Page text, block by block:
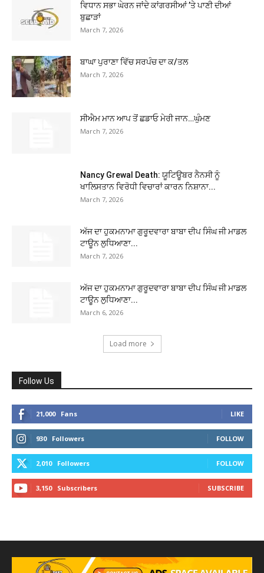
ਵਿਧਾਨ ਸਭਾ ਘੇਰਨ ਜਾਂਦੇ ਕਾਂਗਰਸੀਆਂ ’ਤੇ ਪਾਣੀ ਦੀਆਂ
ਬੁਛਾੜਾਂ
March 7, 2026
ਬਾਘਾ ਪੁਰਾਣਾ ਵਿੱਚ ਸਰਪੰਚ ਦਾ ਕ/ਤਲ
March 7, 2026
ਸੀਐਮ ਮਾਨ ਆਪ ਤੋਂ ਛਡਾਓ ਮੇਰੀ ਜਾਨ…ਘੁੰਮਣ
March 7, 2026
Nancy Grewal Death: ਯੂਟਿਊਬਰ ਨੈਨਸੀ ਨੂੰ
ਖਾਲਿਸਤਾਨ ਵਿਰੋਧੀ ਵਿਚਾਰਾਂ ਕਾਰਨ ਨਿਸ਼ਾਨਾ...
March 7, 2026
ਅੱਜ ਦਾ ਹੁਕਮਨਾਮਾ ਗੁਰੂਦਵਾਰਾ ਬਾਬਾ ਦੀਪ ਸਿੰਘ ਜੀ ਮਾਡਲ
ਟਾਊਨ ਲੁਧਿਆਣਾ...
March 7, 2026
ਅੱਜ ਦਾ ਹੁਕਮਨਾਮਾ ਗੁਰੂਦਵਾਰਾ ਬਾਬਾ ਦੀਪ ਸਿੰਘ ਜੀ ਮਾਡਲ
ਟਾਊਨ ਲੁਧਿਆਣਾ...
March 6, 2026
Load more
Follow Us
21,000 Fans LIKE
930 Followers FOLLOW
2,010 Followers FOLLOW
3,150 Subscribers SUBSCRIBE